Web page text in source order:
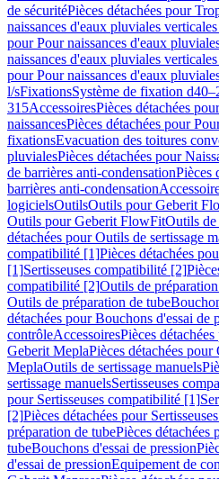
de sécuritéPièces détachées pour
naissances d'eaux pluviales
pour Pour naissances d'eaux
naissances d'eaux pluviales
pour Pour naissances d'eaux
l/sFixationsSystème de fixation
315AccessoiresPièces détachées
naissancesPièces détachées pour
fixationsEvacuation des toitures
pluvialesPièces détachées pour
de barrières anti-condensationPièces
barrières anti-condensation
logicielsOutilsOutils pour Geberit
Outils pour Geberit FlowFitOutils de
détachées pour Outils de sertissage
compatibilité [1]Pièces détachées
[1]Sertisseuses compatibilité [2]
compatibilité [2]Outils de
Outils de préparation de tube
détachées pour Bouchons d'essai de
contrôleAccessoiresPièces
Geberit MeplaPièces détachées
MeplaOutils de sertissage manuels
sertissage manuelsSertisseuses
pour Sertisseuses compatibilité [1]
[2]Pièces détachées pour
préparation de tubePièces détachées
tubeBouchons d'essai de pression
d'essai de pressionEquipement de